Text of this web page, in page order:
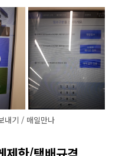
내기 / 매일만나